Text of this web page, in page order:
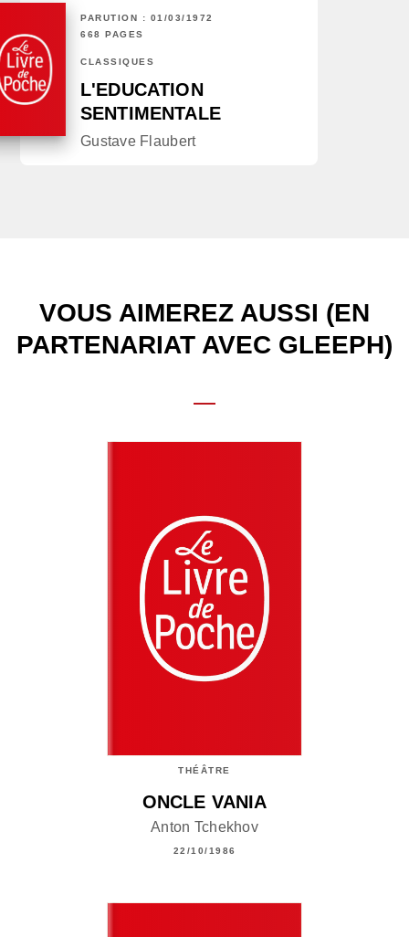
PARUTION : 01/03/1972
668 PAGES
CLASSIQUES
L'EDUCATION
SENTIMENTALE
Gustave Flaubert
VOUS AIMEREZ AUSSI (EN
PARTENARIAT AVEC GLEEPH)
THÉÂTRE
ONCLE VANIA
Anton Tchekhov
22/10/1986